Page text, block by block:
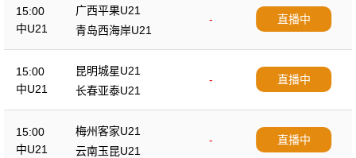
15:00
中U21
广西平果U21
-
青岛西海岸U21
直播中
15:00
中U21
昆明城星U21
-
长春亚泰U21
直播中
15:00
中U21
梅州客家U21
-
云南玉昆U21
直播中